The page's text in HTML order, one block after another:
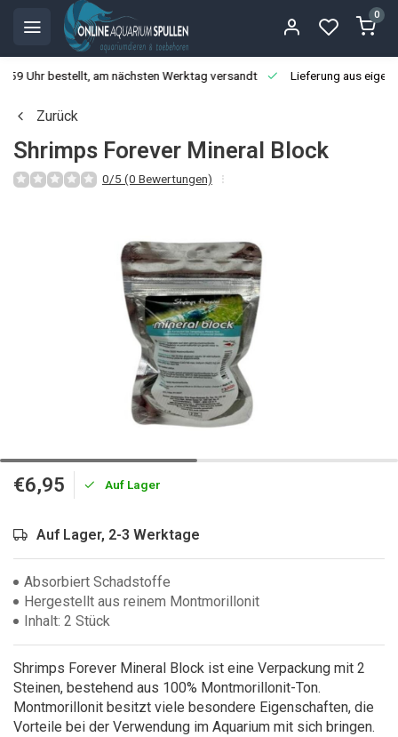
0
Uhr bestellt, am nächsten Werktag versandt Lieferung aus
Zurück
Shrimps Forever Mineral Block
0/5 (0 Bewertungen)
€6,95 Auf Lager
Auf Lager, 2-3 Werktage
Absorbiert Schadstoffe
Hergestellt aus reinem Montmorillonit
Inhalt: 2 Stück
Shrimps Forever Mineral Block ist eine Verpackung mit 2
Steinen, bestehend aus 100% Montmorillonit-Ton.
Montmorillonit besitzt viele besondere Eigenschaften, die
Vorteile bei der Verwendung im Aquarium mit sich bringen.